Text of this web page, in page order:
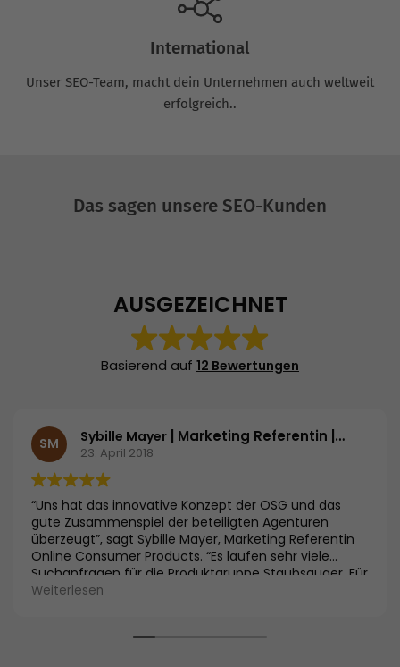
International
Unser SEO-Team, macht dein Unternehmen auch weltweit
erfolgreich..
Das sagen unsere SEO-Kunden
AUSGEZEICHNET
Basierend auf 12 Bewertungen
SM Sybille Mayer | Marketing Referentin | Bosch und Siemens Hausgeräte GmbH
23. April 2018
“Uns hat das innovative Konzept der OSG und das
gute Zusammenspiel der beteiligten Agenturen
überzeugt”, sagt Sybille Mayer, Marketing Referentin
Online Consumer Products. “Es laufen sehr viele
Suchanfragen für die Produktgruppe Staubsauger. Für
uns als Hersteller ist es entscheidend, mit unseren
entsprechend zu vermarkten. Wir sind überzeugt,
Weiterlesen